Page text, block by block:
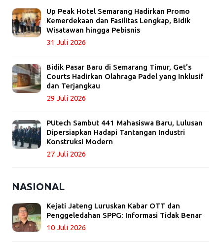
Up Peak Hotel Semarang Hadirkan Promo
Kemerdekaan dan Fasilitas Lengkap, Bidik
Wisatawan hingga Pebisnis
31 Juli 2026
Bidik Pasar Baru di Semarang Timur, Get’s
Courts Hadirkan Olahraga Padel yang Inklusif
dan Terjangkau
29 Juli 2026
PUtech Sambut 441 Mahasiswa Baru, Lulusan
Dipersiapkan Hadapi Tantangan Industri
Konstruksi Modern
27 Juli 2026
NASIONAL
Kejati Jateng Luruskan Kabar OTT dan
Penggeledahan SPPG: Informasi Tidak Benar
10 Juli 2026